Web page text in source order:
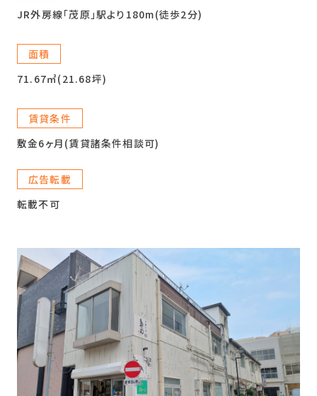
JR外房線「茂原」駅より180m(徒歩2分)
面積
71.67㎡(21.68坪)
賃貸条件
敷金6ヶ月(賃貸諸条件相談可)
広告転載
転載不可